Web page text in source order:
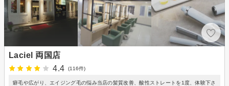
Laciel 両国店
4.4
(116件)
癖毛や広がり、エイジング毛の悩み当店の髪質改善、酸性ストレートを1度、体験下さ